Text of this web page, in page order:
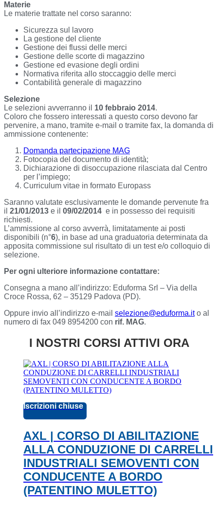
Materie
Le materie trattate nel corso saranno:
Sicurezza sul lavoro
La gestione del cliente
Gestione dei flussi delle merci
Gestione delle scorte di magazzino
Gestione ed evasione degli ordini
Normativa riferita allo stoccaggio delle merci
Contabilità generale di magazzino
Selezione
Le selezioni avverranno il 10 febbraio 2014.
Coloro che fossero interessati a questo corso devono far
pervenire, a mano, tramite e-mail o tramite fax, la domanda di
ammissione contenente:
Domanda partecipazione MAG
Fotocopia del documento di identità;
Dichiarazione di disoccupazione rilasciata dal Centro
per l’impiego;
Curriculum vitae in formato Europass
Saranno valutate esclusivamente le domande pervenute fra
il 21/01/2013 e il 09/02/2014 e in possesso dei requisiti
richiesti.
L’ammissione al corso avverrà, limitatamente ai posti
disponibili (n°6), in base ad una graduatoria determinata da
apposita commissione sul risultato di un test e/o colloquio di
selezione.
Per ogni ulteriore informazione contattare:
Consegna a mano all’indirizzo: Eduforma Srl – Via della
Croce Rossa, 62 – 35129 Padova (PD).
Oppure invio all’indirizzo e-mail selezione@eduforma.ito al
numero di fax 049 8954200 con rif. MAG.
I NOSTRI CORSI ATTIVI ORA
Iscrizioni chiuse
AXL | CORSO DI ABILITAZIONE
ALLA CONDUZIONE DI CARRELLI
INDUSTRIALI SEMOVENTI CON
CONDUCENTE A BORDO
(PATENTINO MULETTO)